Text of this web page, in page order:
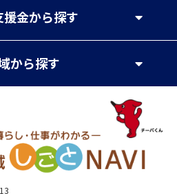
援金から探す
から探す